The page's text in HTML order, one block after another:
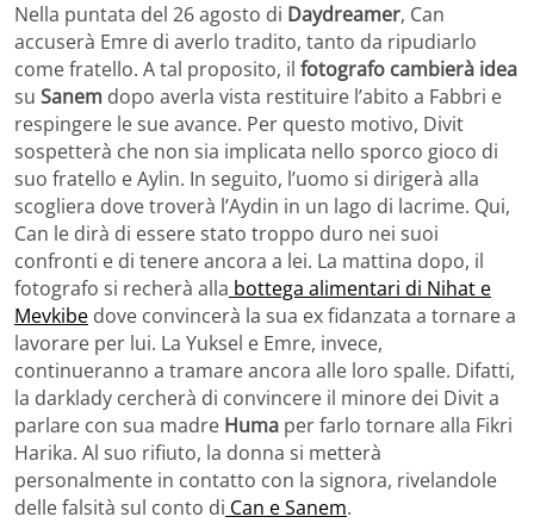
Nella puntata del 26 agosto di Daydreamer, Can
accuserà Emre di averlo tradito, tanto da ripudiarlo
come fratello. A tal proposito, il fotografo cambierà idea
su Sanem dopo averla vista restituire l’abito a Fabbri e
respingere le sue avance. Per questo motivo, Divit
sospetterà che non sia implicata nello sporco gioco di
suo fratello e Aylin. In seguito, l’uomo si dirigerà alla
scogliera dove troverà l’Aydin in un lago di lacrime. Qui,
Can le dirà di essere stato troppo duro nei suoi
confronti e di tenere ancora a lei. La mattina dopo, il
fotografo si recherà alla bottega alimentari di Nihat e
Mevkibe dove convincerà la sua ex fidanzata a tornare a
lavorare per lui. La Yuksel e Emre, invece,
continueranno a tramare ancora alle loro spalle. Difatti,
la darklady cercherà di convincere il minore dei Divit a
parlare con sua madre Huma per farlo tornare alla Fikri
Harika. Al suo rifiuto, la donna si metterà
personalmente in contatto con la signora, rivelandole
delle falsità sul conto di Can e Sanem.